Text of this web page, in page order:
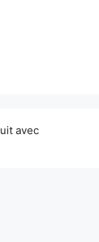
avec